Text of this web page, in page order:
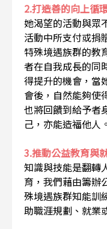
2.打造善的向上循
她渴望的活動與眾
活動中所支付或捐
特殊境遇族群的教
者在自我成長的同
得提升的機會，當
會後，自然能夠使
也將回饋到給予者
己，亦能造福他人。
3.推動公益教育與
知識與技能是翻轉
育，我們藉由籌辦
殊境遇族群知能訓
助職涯規劃、就業